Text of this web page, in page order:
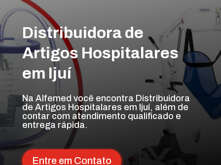
Distribuidora de
Artigos Hospitalares
em Ijuí
Na Alfemed você encontra Distribuidora
de Artigos Hospitalares em Ijuí, além de
contar com atendimento qualificado e
entrega rápida.
Entre em Contato